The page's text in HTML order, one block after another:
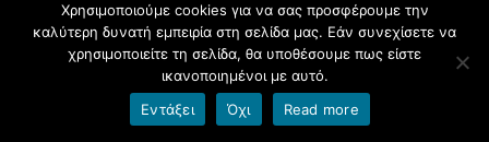
απαραίτητο να συνεχίσουμε την προσπάθεια που
ξεκινήσαμε πέρυσι, καθώς οι ανάγκες για βελτίωση
παρέμεναν μεγάλες.
​Με συλλογική εργασία και μεράκι, καταφέραμε να
Χρησιμοποιούμε cookies για να σας προσφέρουμε την
καλύτερη δυνατή εμπειρία στη σελίδα μας. Εάν συνεχίσετε να
χρησιμοποιείτε τη σελίδα, θα υποθέσουμε πως είστε
ικανοποιημένοι με αυτό.
Εντάξει
Όχι Read more